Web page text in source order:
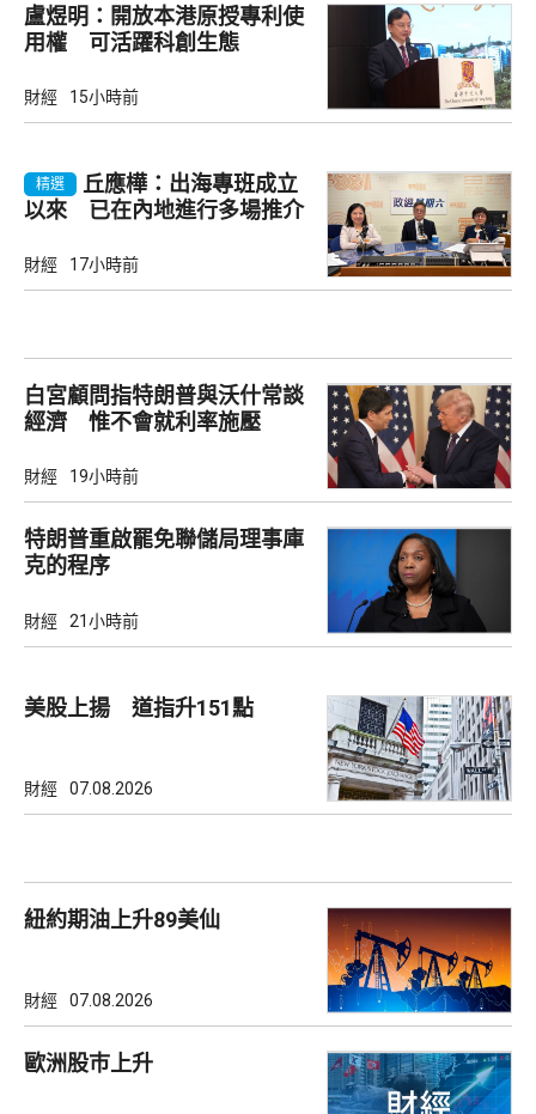
盧煜明：開放本港原授專利使
用權 可活躍科創生態
財經 15小時前
精選
丘應樺：出海專班成立
以來 已在內地進行多場推介
財經 17小時前
白宮顧問指特朗普與沃什常談
經濟 惟不會就利率施壓
財經 19小時前
特朗普重啟罷免聯儲局理事庫
克的程序
財經 21小時前
美股上揚 道指升151點
財經 07.08.2026
紐約期油上升89美仙
財經 07.08.2026
歐洲股巿上升